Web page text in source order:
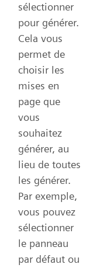
sélectionner
pour générer.
Cela vous
permet de
choisir les
mises en
page que
vous
souhaitez
générer, au
lieu de toutes
les générer.
Par exemple,
vous pouvez
sélectionner
le panneau
par défaut ou